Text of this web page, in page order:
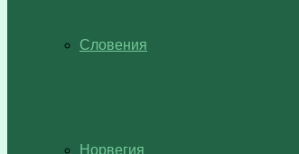
Словения
Норвегия